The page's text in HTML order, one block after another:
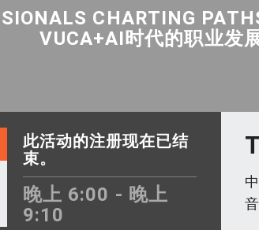
CHARTING
VUCA+AI时代的职业发
此活动的注册现在已结
束。
晚上 6:00 - 晚上
9:10